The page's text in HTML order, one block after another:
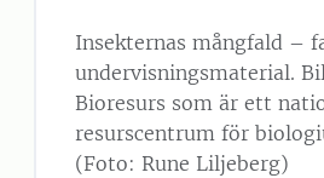
Insekternas mångfald –
undervisningsmaterial.
Bioresurs som är ett
resurscentrum för
(Foto: Rune Liljeberg)